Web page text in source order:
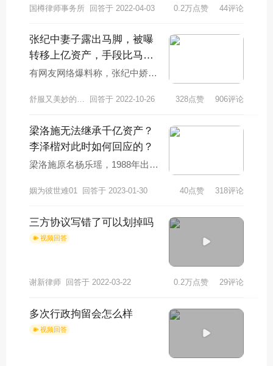
国樽律师事务所 回答于 2022-04-03 0.2万点赞 44评论
张纪中妻子露出马脚，被曝
转移上亿资产，手段比马蓉
还要卑劣，咋回事？
有网友网络爆料称，张纪中娇妻
纪中的个人相关财产。该网友爆
舒服又美妙的菠萝蜜p 回答于 2022-10-26 328点赞 906评论
梁洛施无法继承千亿资产？
李泽楷对此时如何回应的？
梁洛施原名杨乐瑶，1988年出生
没见过父亲，从小就和母亲和姐
姻为彼世难01 回答于 2023-01-30 40点赞 318评论
三方协议写错了可以划掉吗
视频回答
谢新律师 回答于 2022-03-22 0.2万点赞 29评论
多次行政拘留会怎么样
视频回答